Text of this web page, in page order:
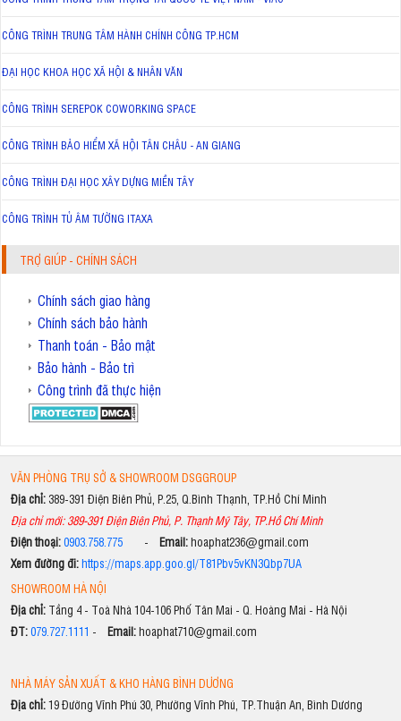
CÔNG TRÌNH TRUNG TÂM HÀNH CHÍNH CÔNG TP.HCM
ĐẠI HỌC KHOA HỌC XÃ HỘI & NHÂN VĂN
CÔNG TRÌNH SEREPOK COWORKING SPACE
CÔNG TRÌNH BẢO HIỂM XÃ HỘI TÂN CHÂU - AN GIANG
CÔNG TRÌNH ĐẠI HỌC XÂY DỰNG MIỀN TÂY
CÔNG TRÌNH TỦ ÂM TƯỜNG ITAXA
TRỢ GIÚP - CHÍNH SÁCH
Chính sách giao hàng
Chính sách bảo hành
Thanh toán - Bảo mật
Bảo hành - Bảo trì
Công trình đã thực hiện
VĂN PHÒNG TRỤ SỞ & SHOWROOM DSGGROUP
Địa chỉ: 389-391 Điện Biên Phủ, P.25, Q.Bình Thạnh, TP.Hồ Chí Minh
Địa chỉ mới: 389-391 Điện Biên Phủ, P. Thạnh Mỹ Tây, TP.Hồ Chí Minh
Điện thoại:0903.758.775- Email:hoaphat236@gmail.com
Xem đường đi:https://maps.app.goo.gl/T81Pbv5vKN3Qbp7UA
SHOWROOM HÀ NỘI
Địa chỉ:Tầng 4 - Toà Nhà 104-106 Phố Tân Mai - Q. Hoàng Mai - Hà Nội
ĐT:079.727.1111 - Email:hoaphat710@gmail.com
NHÀ MÁY SẢN XUẤT & KHO HÀNG BÌNH DƯƠNG
Địa chỉ:19 Đường Vĩnh Phú 30, Phường Vĩnh Phú, TP.Thuận An, Bình Dương